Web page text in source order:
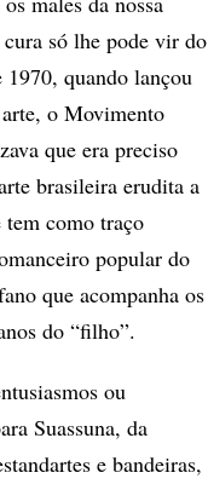
só lhe pode vir do
quando lançou
o Movimento
que era preciso
brasileira erudita a
tem como traço
popular do
que acompanha os
do “filho”.
ou
Suassuna, da
e bandeiras,